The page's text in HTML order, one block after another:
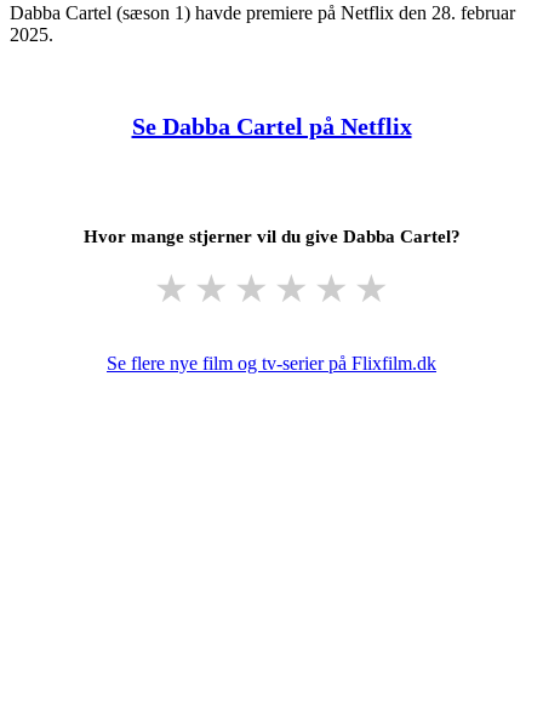
Dabba Cartel (sæson 1) havde premiere på Netflix den 28. februar
2025.
Se Dabba Cartel på Netflix
Hvor mange stjerner vil du give Dabba Cartel?
★ ★ ★ ★ ★ ★
Se flere nye film og tv-serier på Flixfilm.dk